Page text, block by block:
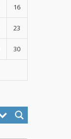
16
23
30